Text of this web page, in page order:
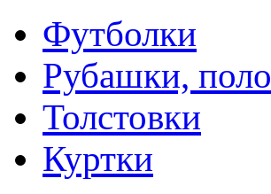
Футболки
Рубашки, поло
Толстовки
Куртки